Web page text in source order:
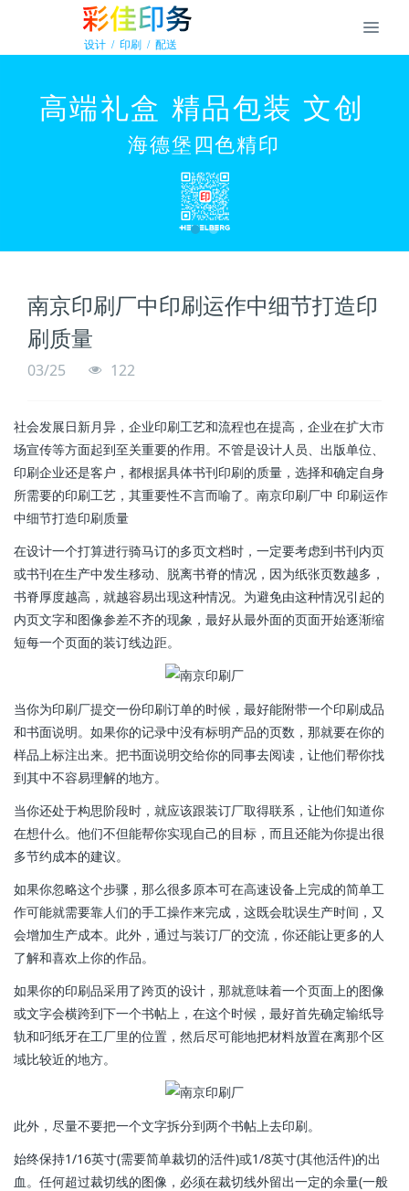
南京印刷厂中印刷运作中细节打造印
刷质量
03/25 122
社会发展日新月异，企业印刷工艺和流程也在提高，企业在扩大市
场宣传等方面起到至关重要的作用。不管是设计人员、出版单位、
印刷企业还是客户，都根据具体书刊印刷的质量，选择和确定自身
所需要的印刷工艺，其重要性不言而喻了。南京印刷厂中 印刷运作
中细节打造印刷质量
在设计一个打算进行骑马订的多页文档时，一定要考虑到书刊内页
或书刊在生产中发生移动、脱离书脊的情况，因为纸张页数越多，
书脊厚度越高，就越容易出现这种情况。为避免由这种情况引起的
内页文字和图像参差不齐的现象，最好从最外面的页面开始逐渐缩
短每一个页面的装订线边距。
当你为印刷厂提交一份印刷订单的时候，最好能附带一个印刷成品
和书面说明。如果你的记录中没有标明产品的页数，那就要在你的
样品上标注出来。把书面说明交给你的同事去阅读，让他们帮你找
到其中不容易理解的地方。
当你还处于构思阶段时，就应该跟装订厂取得联系，让他们知道你
在想什么。他们不但能帮你实现自己的目标，而且还能为你提出很
多节约成本的建议。
如果你忽略这个步骤，那么很多原本可在高速设备上完成的简单工
作可能就需要靠人们的手工操作来完成，这既会耽误生产时间，又
会增加生产成本。此外，通过与装订厂的交流，你还能让更多的人
了解和喜欢上你的作品。
如果你的印刷品采用了跨页的设计，那就意味着一个页面上的图像
或文字会横跨到下一个书帖上，在这个时候，最好首先确定输纸导
轨和叼纸牙在工厂里的位置，然后尽可能地把材料放置在离那个区
域比较近的地方。
此外，尽量不要把一个文字拆分到两个书帖上去印刷。
始终保持1/16英寸(需要简单裁切的活件)或1/8英寸(其他活件)的出
血。任何超过裁切线的图像，必须在裁切线外留出一定的余量(一般